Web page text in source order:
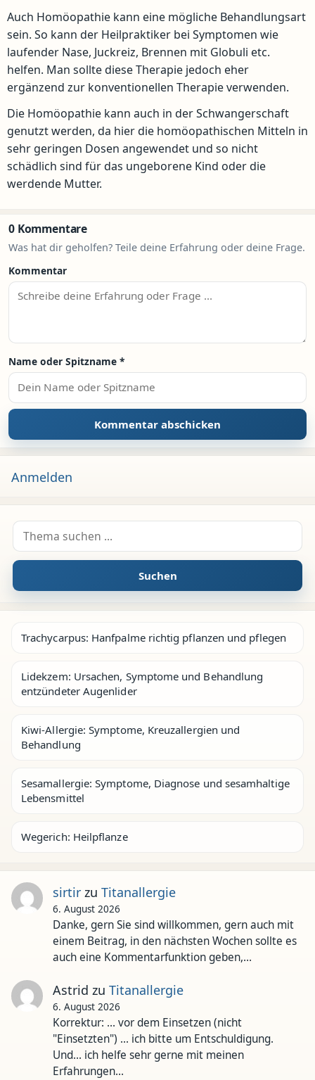
Auch Homöopathie kann eine mögliche Behandlungsart
sein. So kann der Heilpraktiker bei Symptomen wie
laufender Nase, Juckreiz, Brennen mit Globuli etc.
helfen. Man sollte diese Therapie jedoch eher
ergänzend zur konventionellen Therapie verwenden.
Die Homöopathie kann auch in der Schwangerschaft
genutzt werden, da hier die homöopathischen Mitteln in
sehr geringen Dosen angewendet und so nicht
schädlich sind für das ungeborene Kind oder die
werdende Mutter.
0 Kommentare
Was hat dir geholfen? Teile deine Erfahrung oder deine Frage.
Kommentar
Name oder Spitzname *
Anmelden
Suche nach:
Suchen
Trachycarpus: Hanfpalme richtig pflanzen und pflegen
Lidekzem: Ursachen, Symptome und Behandlung
entzündeter Augenlider
Kiwi-Allergie: Symptome, Kreuzallergien und
Behandlung
Sesamallergie: Symptome, Diagnose und sesamhaltige
Lebensmittel
Wegerich: Heilpflanze
sirtirzu Titanallergie
6. August 2026
Danke, gern Sie sind willkommen, gern auch mit
einem Beitrag, in den nächsten Wochen sollte es
auch eine Kommentarfunktion geben,…
Astrid zu Titanallergie
6. August 2026
Korrektur: ... vor dem Einsetzen (nicht
"Einsetzten") ... ich bitte um Entschuldigung.
Und... ich helfe sehr gerne mit meinen
Erfahrungen…